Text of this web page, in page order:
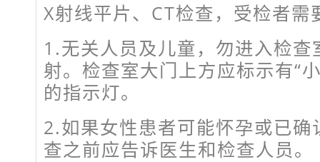
X射线平片、CT检查，受检者需
1.无关人员及儿童，勿进入检查
射。检查室大门上方应标示有“
的指示灯。
2.如果女性患者可能怀孕或已确
查之前应告诉医生和检查人员。